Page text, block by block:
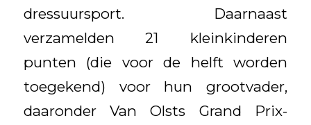
dressuursport. Daarnaast
verzamelden 21 kleinkinderen
punten (die voor de helft worden
toegekend) voor hun grootvader,
daaronder Van Olsts Grand Prix-